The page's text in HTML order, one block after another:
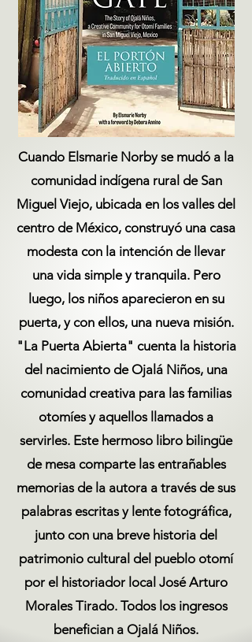
Cuando Elsmarie Norby se mudó a la
comunidad indígena rural de San
Miguel Viejo, ubicada en los valles del
centro de México, construyó una casa
modesta con la intención de llevar
una vida simple y tranquila. Pero
luego, los niños aparecieron en su
puerta, y con ellos, una nueva misión.
"La Puerta Abierta" cuenta la historia
del nacimiento de Ojalá Niños, una
comunidad creativa para las familias
otomíes y aquellos llamados a
servirles. Este hermoso libro bilingüe
de mesa comparte las entrañables
memorias de la autora a través de sus
palabras escritas y lente fotográfica,
junto con una breve historia del
patrimonio cultural del pueblo otomí
por el historiador local José Arturo
Morales Tirado. Todos los ingresos
benefician a Ojalá Niños.